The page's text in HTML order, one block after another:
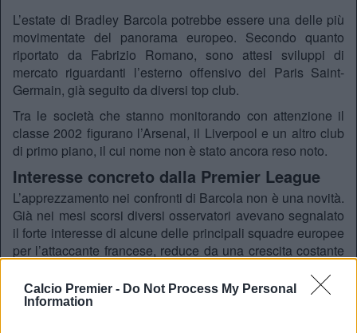
Calcio Premier - Do Not Process My Personal
Information
L’estate di Bradley Barcola potrebbe essere una delle più
movimentate del panorama europeo. Secondo quanto
riportato da Fabrizio Romano, sono attesi sviluppi di
mercato riguardanti l’esterno offensivo del Paris Saint-
Germain, già seguito da diversi top club.
Tra le società che stanno monitorando con attenzione il
classe 2002 figurano l’Arsenal, il Liverpool e un altro club
di primo piano, il cui nome non è stato ancora reso noto.
Interesse concreto dalla Premier League
L’apprezzamento nei confronti di Barcola non è una novità.
Già nei mesi scorsi diversi osservatori avevano segnalato
il forte interesse di alcune delle principali squadre europee
per l’attaccante francese, reduce da una crescita costante
mercato.
Arsenal e Liverpool continuano a seguire da vicino la sua